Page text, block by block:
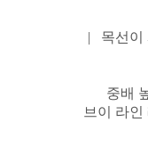
| 목선이
중배
브이 라